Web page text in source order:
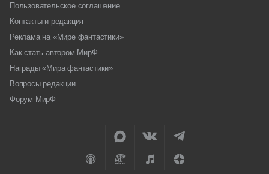
Пользовательское соглашение
Контакты и редакция
Реклама на «Мире фантастики»
Как стать автором МирФ
Награды «Мира фантастики»
Вопросы редакции
Форум МирФ